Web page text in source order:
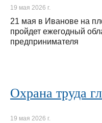
19 мая 2026 г.
21 мая в Иванове на
пройдет ежегодный
предпринимателя
Охрана труда
19 мая 2026 г.